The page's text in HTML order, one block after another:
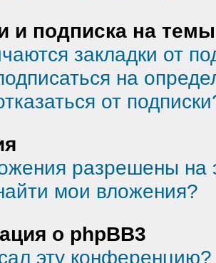
и подписка на темы
закладки от
на
от
разрешены на
мои вложения?
о phpBB3
эту конференцию?